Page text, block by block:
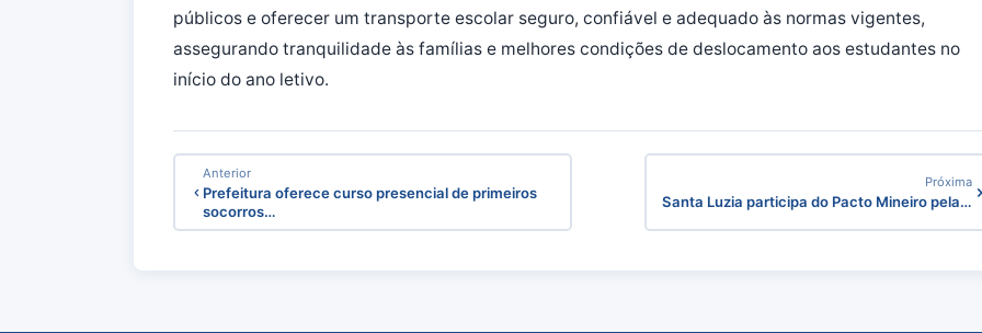
públicos e oferecer um transporte escolar seguro, confiável e adequado às normas vigentes,
assegurando tranquilidade às famílias e melhores condições de deslocamento aos estudantes no
início do ano letivo.
Anterior
Prefeitura oferece curso presencial de primeiros
socorros…
Próxima
Santa Luzia participa do Pacto Mineiro pela…